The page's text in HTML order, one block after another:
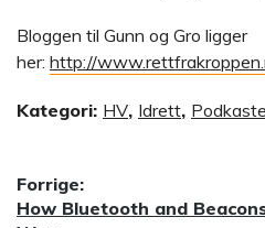
Bloggen til Gunn og Gro ligger
her: http://
Kategori: HV, Idrett,
Forrige:
Forrige
How Bluetooth and